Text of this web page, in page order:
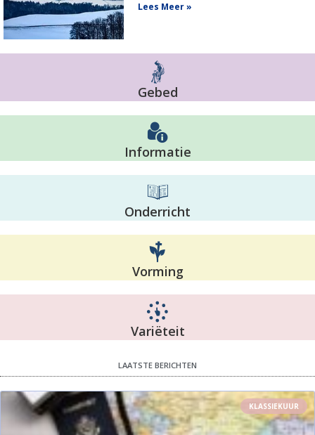
Lees Meer »
Gebed
Informatie
Onderricht
Vorming
Variëteit
LAATSTE BERICHTEN
KLASSIEKUUR